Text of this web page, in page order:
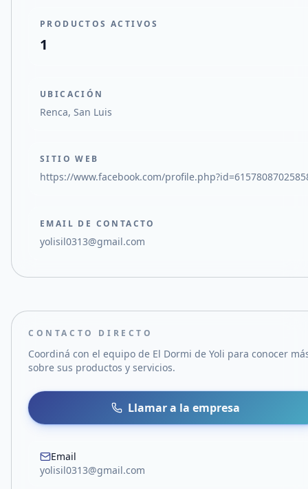
PRODUCTOS ACTIVOS
1
UBICACIÓN
Renca, San Luis
SITIO WEB
https://www.facebook.com/
EMAIL DE CONTACTO
yolisil0313@gmail.com
CONTACTO DIRECTO
Coordiná con el equipo de El Dormi de Yoli para conocer
sobre sus productos y servicios.
Llamar a la empresa
Email
yolisil0313@gmail.com